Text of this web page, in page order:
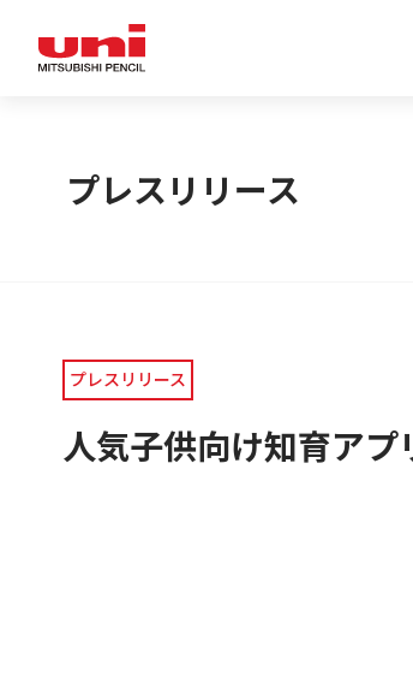
プレスリリース
プレスリリース
人気子供向け知育ア